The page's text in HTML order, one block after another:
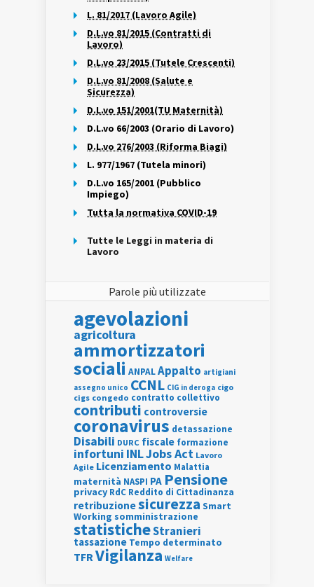
L. 81/2017 (Lavoro Agile)
D.L.vo 81/2015 (Contratti di
Lavoro)
D.L.vo 23/2015 (Tutele Crescenti)
D.L.vo 81/2008 (Salute e
Sicurezza)
D.L.vo 151/2001(TU Maternità)
D.L.vo 66/2003 (Orario di Lavoro)
D.L.vo 276/2003 (Riforma Biagi)
L. 977/1967 (Tutela minori)
D.L.vo 165/2001 (Pubblico
Impiego)
Tutta la normativa COVID-19
Tutte le Leggi in materia di
Lavoro
Parole più utilizzate
agevolazioni
agricoltura
ammortizzatori
sociali ANPALAppalto artigiani
assegno unico CCNL CIG in deroga cigo
cigs congedo contratto collettivo
contributi controversie
coronavirus detassazione
Disabili DURC fiscale formazione
infortuni INLJobs Act Lavoro
Agile Licenziamento Malattia
maternità NASPI PA Pensione
privacy RdC Reddito di Cittadinanza
retribuzionesicurezza Smart
Working somministrazione
statisticheStranieri
tassazione Tempo determinato
TFRVigilanza Welfare